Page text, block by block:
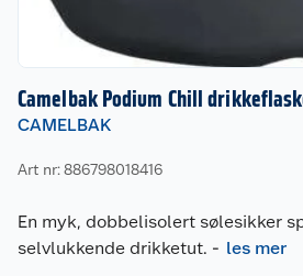
Camelbak Podium Chill
CAMELBAK
Art nr: 886798018416
En myk, dobbelisolert sølesikker
selvlukkende drikketut. - les mer